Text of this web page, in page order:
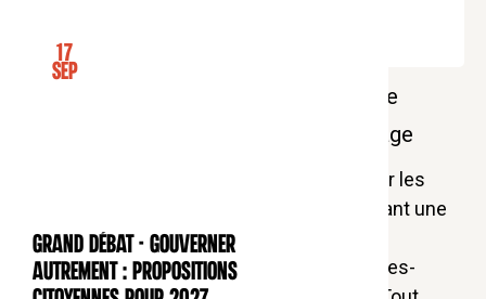
CONFÉRENCE
17
Sep
GRAND DÉBAT - Gouverner
autrement : propositions
Soirée Acteurs d’Avenir en présence de
Benoît de Ruffray, PDG du groupe Eiffage
a pour ambition de former les
dirigeants chrétiens de demain en organisant une
université d'été. Pour ponctuer l'année,
l'association propose également des soirées-